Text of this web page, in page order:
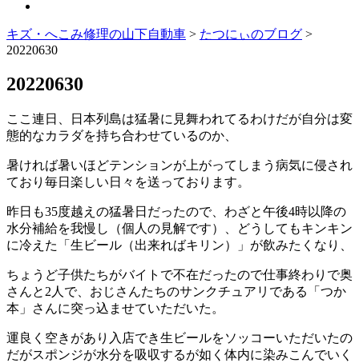
キズ・へこみ修理の山下自動車 > たつにぃのブログ >
20220630
20220630
ここ連日、日本列島は猛暑に見舞われてるわけだが自分は変
態的なカラダを持ち合わせているのか、
暑ければ暑いほどテンションが上がってしまう病気に侵され
ており毎日楽しい日々を送っております。
昨日も35度越えの猛暑日だったので、わざと午後4時以降の
水分補給を我慢し（個人の見解です）、どうしてもキンキン
に冷えた「生ビール（出来ればキリン）」が飲みたくなり、
ちょうど子供たちがバイトで不在だったので仕事終わりで奥
さんと2人で、おじさんたちのサンクチュアリである「つか
本」さんに突っ込ませていただいた。
運良く空きがあり入店でき生ビールをソッコーいただいたの
だがスポンジが水分を吸収するが如く体内に染みこんでいく